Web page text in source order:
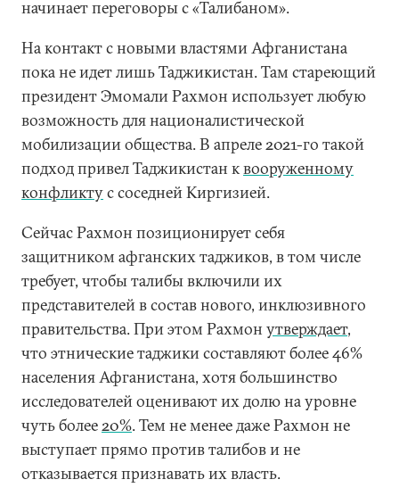
начинает переговоры с «Талибаном».
На контакт с новыми властями Афганистана
пока не идет лишь Таджикистан. Там стареющий
президент Эмомали Рахмон использует любую
возможность для националистической
мобилизации общества. В апреле 2021-го такой
подход привел Таджикистан квооруженному
конфликтус соседней Киргизией.
Сейчас Рахмон позиционирует себя
защитником афганских таджиков, в том числе
требует, чтобы талибы включили их
представителей в состав нового, инклюзивного
правительства. При этом Рахмон утверждает,
что этнические таджики составляют более 46%
населения Афганистана, хотя большинство
исследователей оценивают их долю на уровне
чуть более20%. Тем не менее даже Рахмон не
выступает прямо против талибов и не
отказывается признавать их власть.